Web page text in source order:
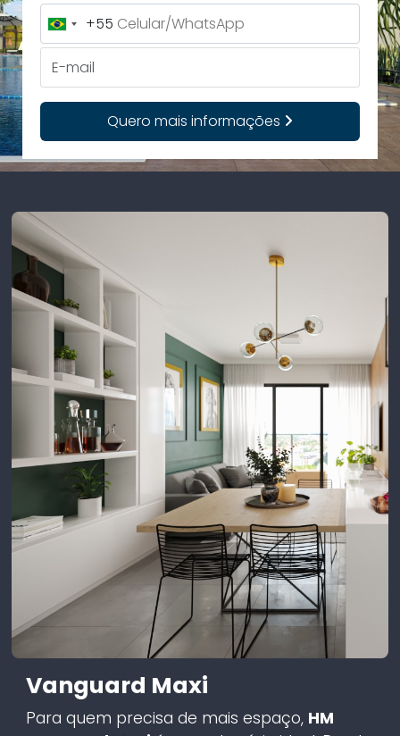
Brazil
+55
+55
Quero mais informações
Vanguard Maxi
Para quem precisa de mais espaço, HM